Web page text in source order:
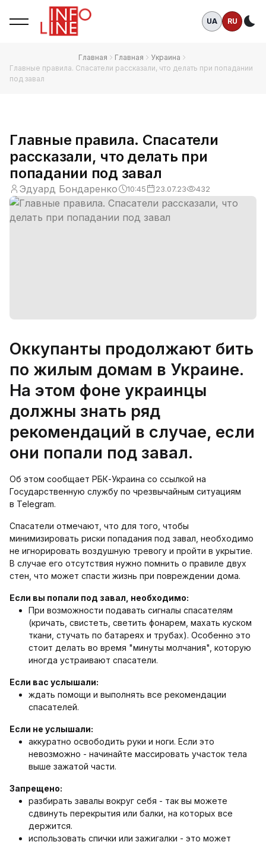
UA RU
Главная Главная
Украина
Главные правила. Спасатели рассказали, что делать при попадании
под завал
Главные правила. Спасатели
рассказали, что делать при
попадании под завал
Эдуард Бондаренко 10:45 23.07.23 432
Оккупанты продолжают бить
по жилым домам в Украине.
На этом фоне украинцы
должны знать ряд
рекомендаций в случае, если
они попали под завал.
Об этом сообщает РБК-Украина со ссылкой на
Государственную службу по чрезвычайным ситуациям
в Telegram.
Спасатели отмечают, что для того, чтобы
минимизировать риски попадания под завал, необходимо
не игнорировать воздушную тревогу и пройти в укрытие.
В случае его отсутствия нужно помнить о правиле двух
стен, что может спасти жизнь при повреждении дома.
Если вы попали под завал, необходимо:
При возможности подавать сигналы спасателям
(кричать, свистеть, светить фонарем, махать куском
ткани, стучать по батареях и трубах). Особенно это
стоит делать во время "минуты молчания", которую
иногда устраивают спасатели.
Если вас услышали:
ждать помощи и выполнять все рекомендации
спасателей.
Если не услышали:
аккуратно освободить руки и ноги. Если это
невозможно - начинайте массировать участок тела
выше зажатой части.
Запрещено:
разбирать завалы вокруг себя - так вы можете
сдвинуть перекрытия или балки, на которых все
держится.
использовать спички или зажигалки - это может